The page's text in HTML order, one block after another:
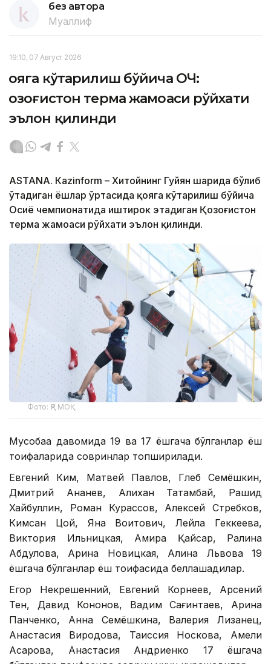
без автора
Муаллиф
19:10, 07 Август 2026
Қояга кўтарилиш бўйича ОЧ:
Қозоғистон терма жамоаси рўйхати
эълон қилинди
ASTANА. Кazinform – Хитойнинг Гуйян шаҳрида бўлиб
ўтадиган ёшлар ўртасида қояга кўтарилиш бўйича
Осиё чемпионатида иштирок этадиган Қозоғистон
терма жамоаси рўйхати эълон қилинди.
Фото: ҚР МОҚ
Мусобақа давомида 19 ва 17 ёшгача бўлганлар ёш
тоифаларида совринлар топширилади.
Евгений Ким, Матвей Павлов, Глеб Семёшкин,
Дмитрий Ананев, Алихан Татамбай, Рашид
Хайбуллин, Роман Курассов, Алексей Стребков,
Кимсан Цой, Яна Воитович, Лейла Геккеева,
Виктория Ильницкая, Амира Қайсар, Ралина
Абдулова, Арина Новицкая, Алина Львова 19
ёшгача бўлганлар ёш тоифасида беллашадилар.
Егор Некрешенний, Евгений Корнеев, Арсений
Тен, Давид Кононов, Вадим Сағинтаев, Арина
Панченко, Анна Семёшкина, Валерия Лизанец,
Анастасия Виродова, Таиссия Носкова, Амели
Асқарова, Анастасия Андриенко 17 ёшгача